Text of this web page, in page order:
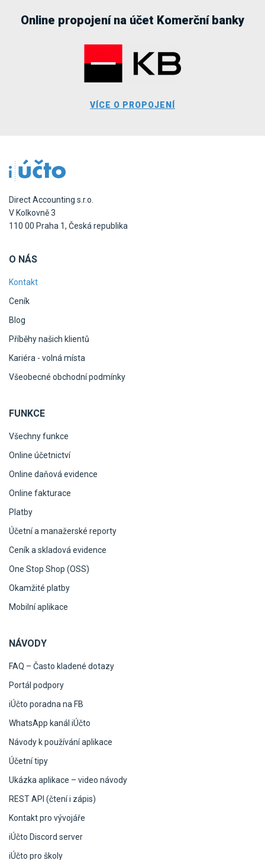
Online propojení na účet Komerční banky
VÍCE O PROPOJENÍ
Direct Accounting s.r.o.
V Kolkovně 3
110 00 Praha 1, Česká republika
O NÁS
Kontakt
Ceník
Blog
Příběhy našich klientů
Kariéra - volná místa
Všeobecné obchodní podmínky
FUNKCE
Všechny funkce
Online účetnictví
Online daňová evidence
Online fakturace
Platby
Účetní a manažerské reporty
Ceník a skladová evidence
One Stop Shop (OSS)
Okamžité platby
Mobilní aplikace
NÁVODY
FAQ – Často kladené dotazy
Portál podpory
iÚčto poradna na FB
WhatsApp kanál iÚčto
Návody k používání aplikace
Účetní tipy
Ukázka aplikace – video návody
REST API (čtení i zápis)
Kontakt pro vývojáře
iÚčto Discord server
iÚčto pro školy